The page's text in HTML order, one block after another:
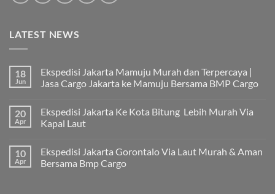
LATEST NEWS
18
Jun
Ekspedisi Jakarta Mamuju Murah dan Terpercaya |
Jasa Cargo Jakarta ke Mamuju Bersama BMP Cargo
komentar
pada
Ekspedisi
Murah
dan
Terpercaya
20
Apr
Ekspedisi Jakarta Ke Kota Bitung Lebih Murah Via
Kapal Laut
komentar
pada
Ekspedisi
10
Apr
Ekspedisi Jakarta Gorontalo Via Laut Murah & Aman
Bersama Bmp Cargo